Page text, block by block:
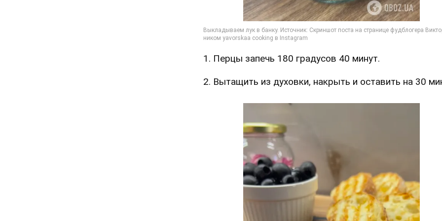
1. Перцы запечь 180 градусов 40 минут.
2. Вытащить из духовки, накрыть и оставить на 30